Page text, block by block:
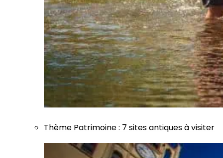
Thème Patrimoine: 7 sites antiques à visiter